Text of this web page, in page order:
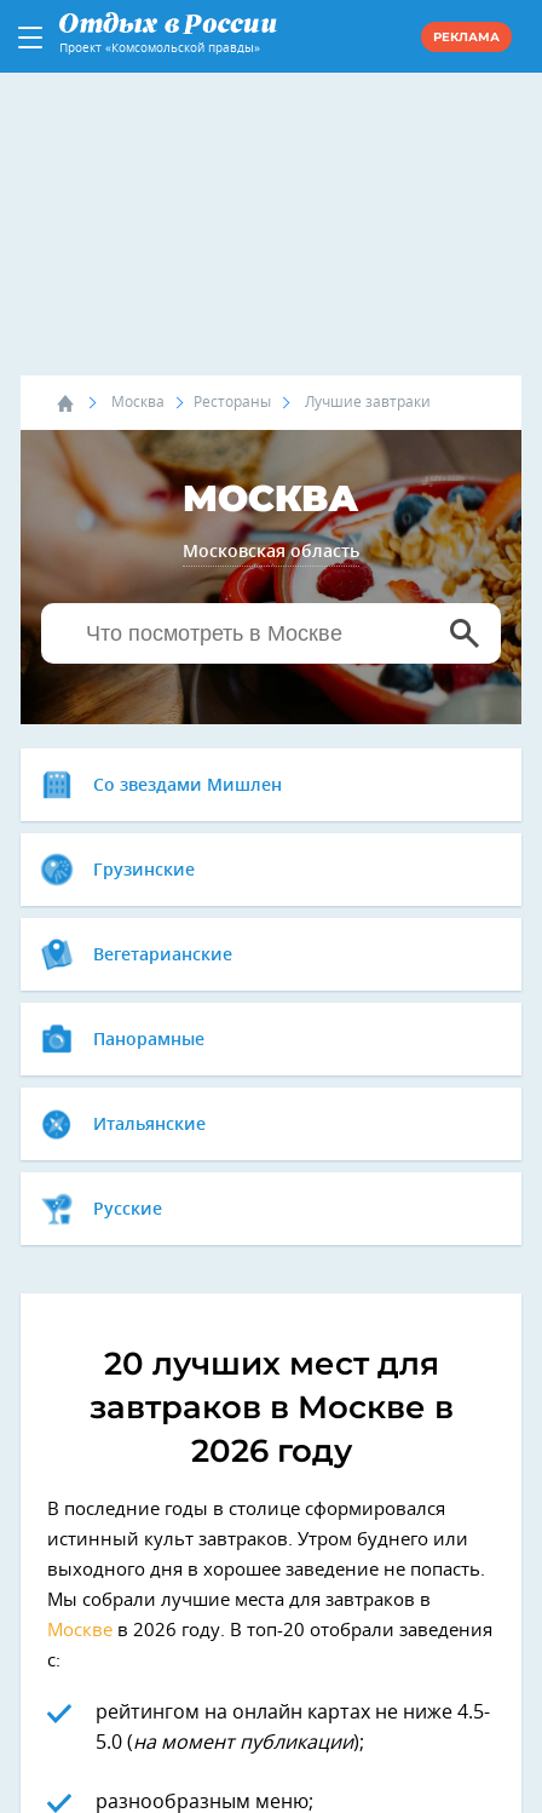
Проект «Комсомольской правды»
РЕКЛАМА
Москва Рестораны Лучшие завтраки
МОСКВА
Московская область
Со звездами Мишлен
Грузинские
Вегетарианские
Панорамные
Итальянские
Русские
20 лучших мест для
завтраков в Москве в
2026 году
В последние годы в столице сформировался
истинный культ завтраков. Утром буднего или
выходного дня в хорошее заведение не попасть.
Мы собрали лучшие места для завтраков в
Москве в 2026 году. В топ-20 отобрали заведения
с:
рейтингом на онлайн картах не ниже 4.5-
5.0 (на момент публикации);
разнообразным меню;